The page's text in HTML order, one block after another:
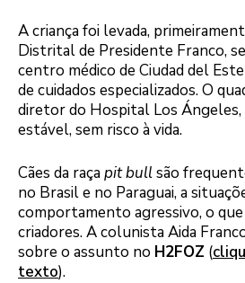
A criança foi levada,
Distrital de Presidente Franco,
centro médico de Ciudad del
de cuidados especializados. O
diretor do Hospital Los Ángeles,
estável, sem risco à vida.
Cães da raçapit bullsão
no Brasil e no Paraguai, a
comportamento agressivo, o
criadores. A colunista Aida
sobre o assunto no H2FOZ (
texto).